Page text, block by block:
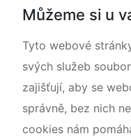
O nás
Můžeme si u
Tyto webové
svých služeb
zajišťují, aby se
správně, bez nich
cookies nám